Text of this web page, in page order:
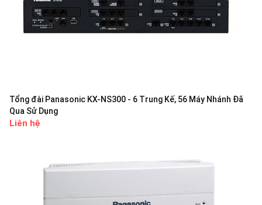
Tổng đài Panasonic KX-NS300 - 6 Trung Kế, 56 Máy Nhánh Đã
Qua Sử Dụng
Liên hệ